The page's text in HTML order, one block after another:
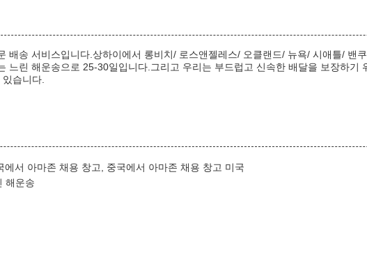
배송 서비스입니다.상하이에서 롱비치/ 로스앤젤레스/ 오클랜드/ 뉴욕/ 시애틀/ 밴
느린 해운송으로 25-30일입니다.그리고 우리는 부드럽고 신속한 배달을 보장하
습니다.
서 아마존 채용 창고, 중국에서 아마존 채용 창고 미국
해운송